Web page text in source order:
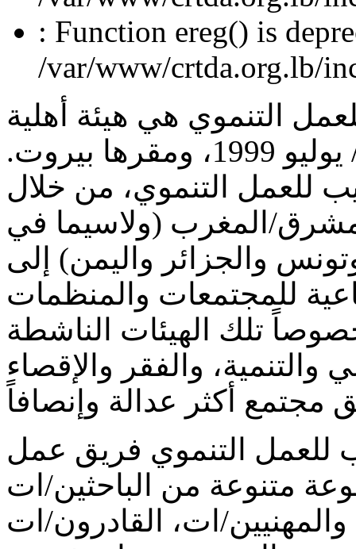
: Function ereg() is
/var/www/crtda.org.lb/
التنموي هي هيئة أهلية
مسجلة رسمياً منذ شهر تموز/ يوليو 1999، ومقرها بيروت.
للعمل التنموي، من خلال
المغرب (ولاسيما في
والجزائر واليمن) إلى
للمجتمعات والمنظمات
تلك الهيئات الناشطة
والتنمية، والفقر والإقصاء
للعمل التنموي فريق عمل
متنوعة من الباحثين/ات
ات، القادرون/ات